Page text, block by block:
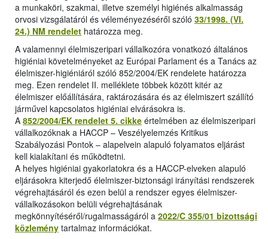
a munkaköri, szakmai, illetve személyi higiénés alkalmasság
orvosi vizsgálatáról és véleményezéséről szóló 33/1998. (VI.
24.) NM rendelet határozza meg.
A valamennyi élelmiszeripari vállalkozóra vonatkozó általános
higiéniai követelményeket az Európai Parlament és a Tanács az
élelmiszer-higiéniáról szóló 852/2004/EK rendelete határozza
meg. Ezen rendelet II. melléklete többek között kitér az
élelmiszer előállítására, raktározására és az élelmiszert szállító
járművel kapcsolatos higiéniai elvárásokra is.
A 852/2004/EK rendelet 5. cikke értelmében az élelmiszeripari
vállalkozóknak a HACCP – Veszélyelemzés Kritikus
Szabályozási Pontok – alapelvein alapuló folyamatos eljárást
kell kialakítani és működtetni.
A helyes higiéniai gyakorlatokra és a HACCP-elveken alapuló
eljárásokra kiterjedő élelmiszer-biztonsági irányítási rendszerek
végrehajtásáról és ezen belül a rendszer egyes élelmiszer-
vállalkozásokon belüli végrehajtásának
megkönnyítéséről/rugalmasságáról a 2022/C 355/01 bizottsági
közlemény tartalmaz információkat.